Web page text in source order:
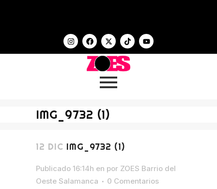
IMG_9732 (1)
12 DIC IMG_9732 (1)
Publicado 16:14h en por ZOES Barrio del
Oeste Salamanca
0 Comentarios